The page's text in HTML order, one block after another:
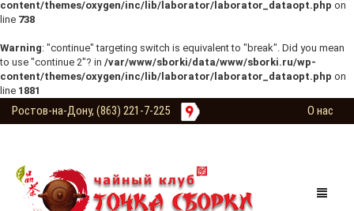
content/themes/oxygen/inc/lib/laborator/laborator_dataopt.php on
line 738
Warning: "continue" targeting switch is equivalent to "break". Did you mean
to use "continue 2"? in /var/www/sborki/data/www/sborki.ru/wp-
content/themes/oxygen/inc/lib/laborator/laborator_dataopt.php on
line 1881
Ростов-на-Дону, (863) 221-7-225 О нас